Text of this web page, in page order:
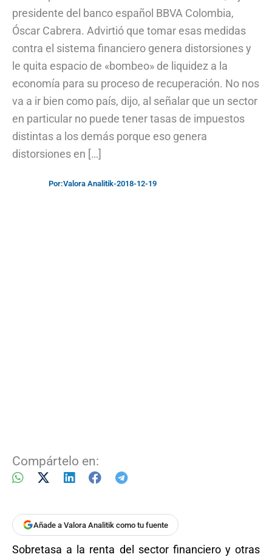
presidente del banco español BBVA Colombia,
Óscar Cabrera. Advirtió que tomar esas medidas
contra el sistema financiero genera distorsiones y
le quita espacio de «bombeo» de liquidez a la
economía para su proceso de recuperación. No nos
va a ir bien como país, dijo, al señalar que un sector
en particular no puede tener tasas de impuestos
distintas a los demás porque eso genera
distorsiones en […]
Por:Valora Analitik-2018-12-19
Compártelo en:
Añade a Valora Analitik como tu fuente
Sobretasa a la renta del sector financiero y otras